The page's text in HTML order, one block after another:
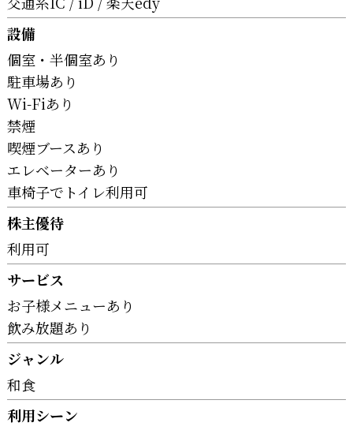
設備
個室・半個室あり
駐車場あり
Wi-Fiあり
禁煙
喫煙ブースあり
エレベーターあり
車椅子でトイレ利用可
株主優待
利用可
サービス
お子様メニューあり
飲み放題あり
ジャンル
和食
利用シーン